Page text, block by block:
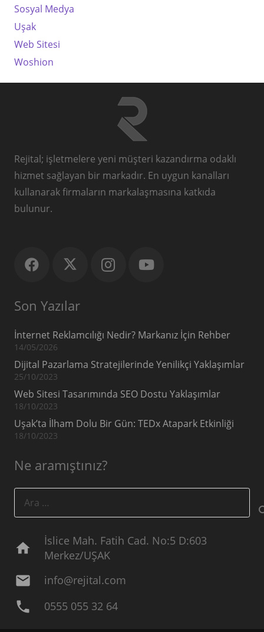
Sosyal Medya
Uşak
Web Sitesi
Woshion
Rejital; işletmelere yeni müşteri kazandırma odaklı
hizmet sağlayan bir markadır. En uygun kanalları
kullanarak firmaların markalaşmasına katkıda
bulunur.
Son Yazılar
İnternet Reklamcılığı Nedir? Markanız İçin Rehber
14/05/2026
Dijital Pazarlama Stratejilerinde Yenilikçi Yaklaşımlar
25/10/2023
Web Sitesi Tasarımında SEO Dostu Yaklaşımlar
18/10/2023
Uşak’ta İlham Dolu Bir Gün: TEDx Atapark Etkinliği
18/10/2023
Ne aramıştınız?
home
İslice Mah. Fatih Cad. No:5 D:603
Merkez/UŞAK
mail info@rejital.com
phone 0555 055 32 64